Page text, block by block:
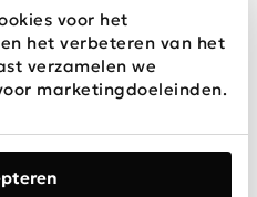
voor het
het verbeteren van het
verzamelen we
marketingdoeleinden.